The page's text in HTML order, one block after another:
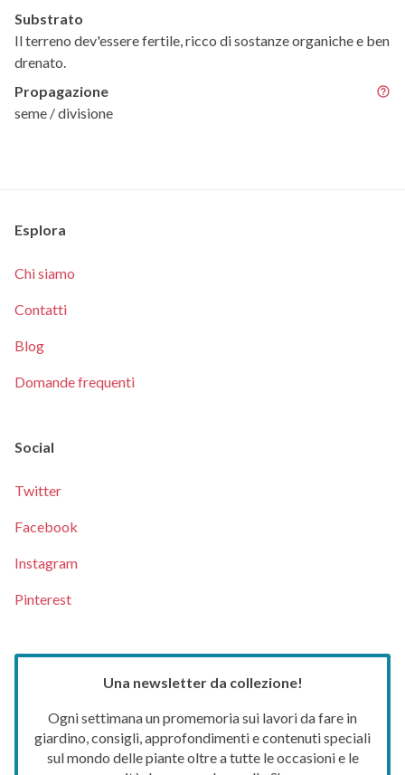
Substrato
Il terreno dev'essere fertile, ricco di sostanze organiche e ben
drenato.
Propagazione
seme / divisione
Esplora
Chi siamo
Contatti
Blog
Domande frequenti
Social
Twitter
Facebook
Instagram
Pinterest
Una newsletter da collezione!
Ogni settimana un promemoria sui lavori da fare in
giardino, consigli, approfondimenti e contenuti speciali
sul mondo delle piante oltre a tutte le occasioni e le